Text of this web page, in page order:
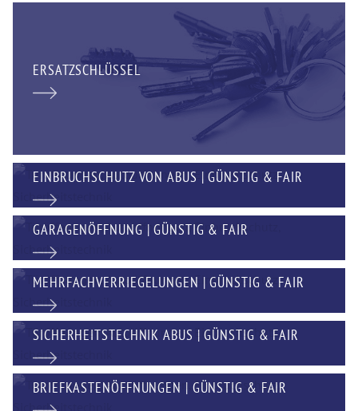
ERSATZSCHLÜSSEL
EINBRUCHSCHUTZ VON ABUS | GÜNSTIG & FAIR
GARAGENÖFFNUNG | GÜNSTIG & FAIR
MEHRFACHVERRIEGELUNGEN | GÜNSTIG & FAIR
SICHERHEITSTECHNIK ABUS | GÜNSTIG & FAIR
BRIEFKASTENÖFFNUNGEN | GÜNSTIG & FAIR